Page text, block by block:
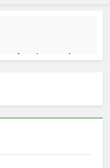
réussir un achat